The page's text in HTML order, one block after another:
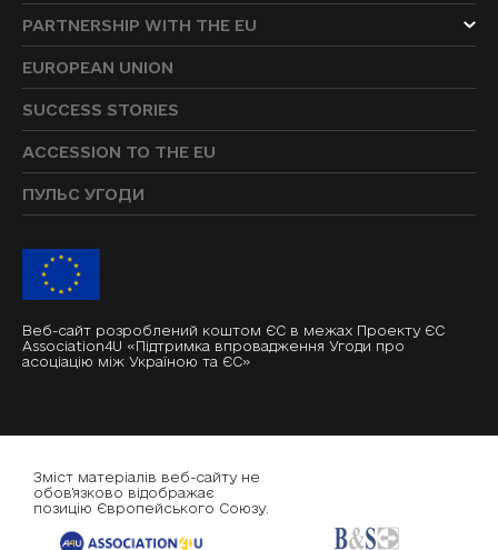
PARTNERSHIP WITH THE EU
EUROPEAN UNION
SUCCESS STORIES
ACCESSION TO THE EU
ПУЛЬС УГОДИ
Веб-сайт розроблений коштом ЄС в межах Проекту ЄС
Association4U «Підтримка впровадження Угоди про
асоціацію між Україною та ЄС»
Зміст матеріалів веб-сайту не
обов'язково відображає
позицію Європейського Союзу.